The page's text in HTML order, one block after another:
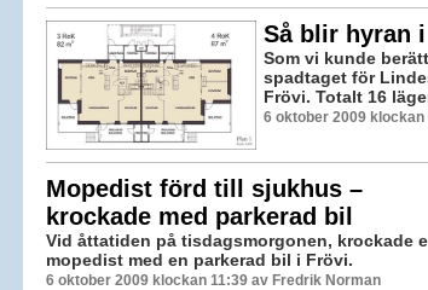
Så blir hyran
Som vi kunde
spadtaget för
Frövi. Totalt 16
6 oktober 2009
Mopedist förd till sjukhus –
krockade med parkerad bil
Vid åttatiden på tisdagsmorgonen, krockade
mopedist med en parkerad bil i Frövi.
6 oktober 2009 klockan 11:39 av Fredrik Norman